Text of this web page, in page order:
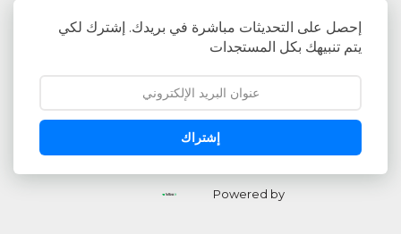
إحصل على التحديثات مباشرة في بريدك. إشترك لكي
يتم تنبيهك بكل المستجدات
إشتراك
Powered by